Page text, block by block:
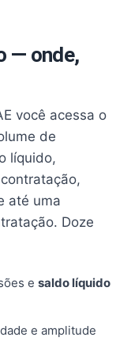
— onde,
você acessa o
de
líquido,
até uma
Doze
e saldo líquido
e amplitude